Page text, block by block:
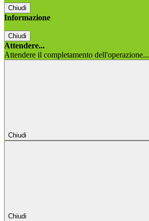
Chiudi
Informazione
Chiudi
Attendere...
Attendere il completamento dell'operazione...
Chiudi
Chiudi